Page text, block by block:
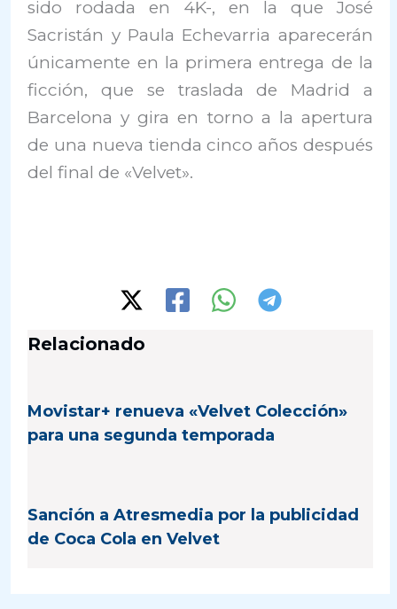
sido rodada en 4K-, en la que José
Sacristán y Paula Echevarria aparecerán
únicamente en la primera entrega de la
ficción, que se traslada de Madrid a
Barcelona y gira en torno a la apertura
de una nueva tienda cinco años después
del final de «Velvet».
Relacionado
Movistar+ renueva «Velvet Colección»
para una segunda temporada
Sanción a Atresmedia por la publicidad
de Coca Cola en Velvet